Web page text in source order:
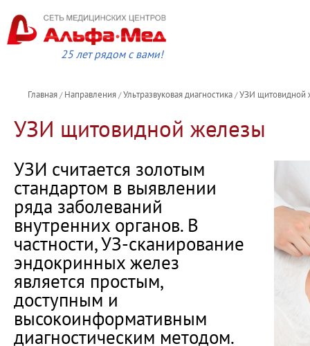
25 лет рядом с вами!
Главная / Направления /Ультразвуковая диагностика /УЗИ щитовидной
УЗИ щитовидной железы
УЗИ считается золотым
стандартом в выявлении
ряда заболеваний
внутренних органов. В
частности, УЗ-сканирование
эндокринных желез
является простым,
доступным и
высокоинформативным
диагностическим методом.